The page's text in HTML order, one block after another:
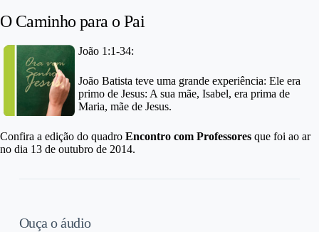
O Caminho para o Pai
João 1:1-34:
João Batista teve uma grande experiência: Ele era
primo de Jesus: A sua mãe, Isabel, era prima de
Maria, mãe de Jesus.
Confira a edição do quadro Encontro com Professores que foi ao ar
no dia 13 de outubro de 2014.
Ouça o áudio